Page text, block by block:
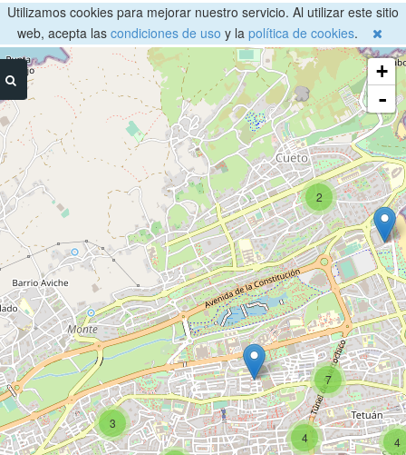
Utilizamos cookies para mejorar nuestro servicio. Al utilizar este sitio
web, acepta las condiciones de uso y la política de cookies.
2
4
7
4
3
+
-